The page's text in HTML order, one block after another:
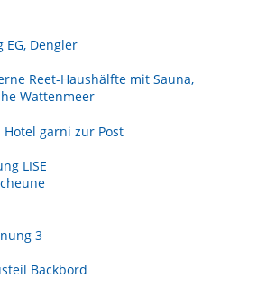
Dengler
Reet-Haushälfte mit Sauna,
Wattenmeer
garni zur Post
LISE
3
Backbord